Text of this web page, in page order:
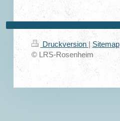
Druckversion | Sitemap
© LRS-Rosenheim